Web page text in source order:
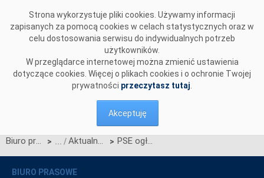
Strona wykorzystuje pliki cookies. Używamy informacji
zapisanych za pomocą cookies w celach statystycznych oraz w
celu dostosowania serwisu do indywidualnych potrzeb
użytkowników.
W przeglądarce internetowej można zmienić ustawienia
dotyczące cookies. Więcej o plikach cookies i o ochronie Twojej
prywatności przeczytasz tutaj
Akceptuję
Biuro prasowe > Aktualności > PSE ogłaszają terminy aukcji głównej na rok dostaw 2025 oraz aukcji dodatkowych na poszczególne kwartały roku dostaw 2022
BIURO PRASOWE